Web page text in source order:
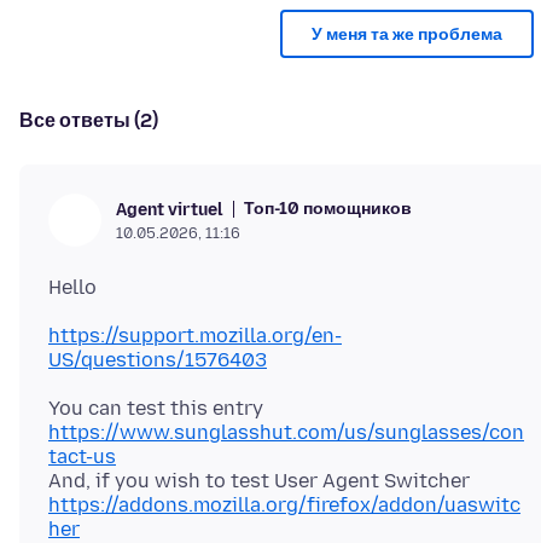
У меня та же проблема
Все ответы (2)
Agent virtuel Топ-10 помощников
10.05.2026, 11:16
https://support.mozilla.org/en-
US/questions/1576403
You can test this entry
https://www.sunglasshut.com/us/sunglasses/con
tact-us
And, if you wish to test User Agent Switcher
https://addons.mozilla.org/firefox/addon/uaswitc
her